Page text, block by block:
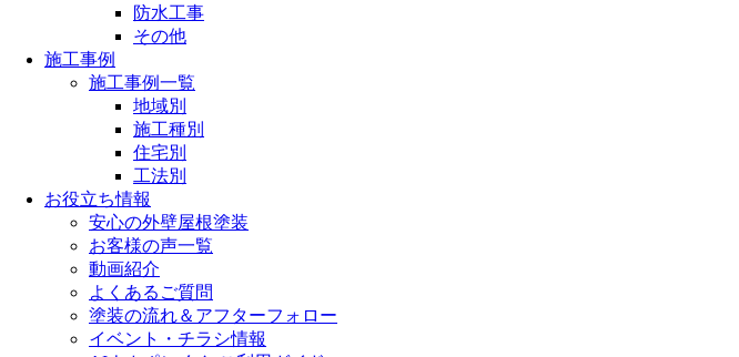
防水工事
その他
施工事例
施工事例一覧
地域別
施工種別
住宅別
工法別
お役立ち情報
安心の外壁屋根塗装
お客様の声一覧
動画紹介
よくあるご質問
塗装の流れ＆アフターフォロー
イベント・チラシ情報